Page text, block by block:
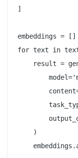
]
embeddings = []
for text in
result =
    )